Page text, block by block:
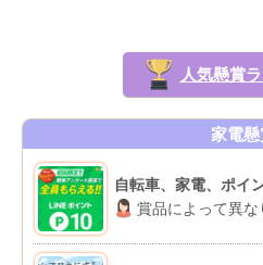
人気懸賞
家電懸
自転車、家電、ポイ
賞品によって異な